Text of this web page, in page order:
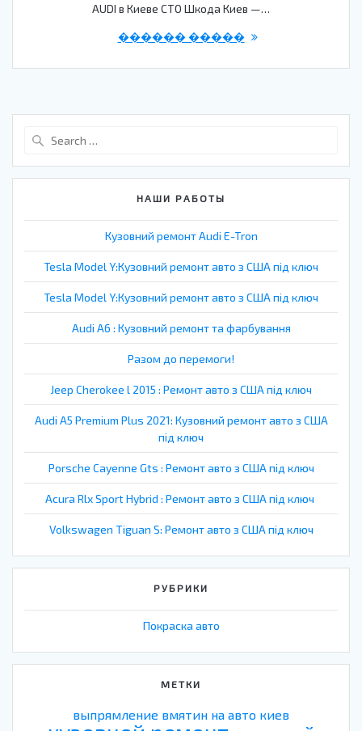
AUDI в Киеве СТО Шкода Киев —…
������ �����
НАШИ РАБОТЫ
Кузовний ремонт Audi E-Tron
Tesla Model Y:Кузовний ремонт авто з США під ключ
Tesla Model Y:Кузовний ремонт авто з США під ключ
Audi A6 : Кузовний ремонт та фарбування
Разом до перемоги!
Jeep Cherokee l 2015 : Ремонт авто з США під ключ
Audi A5 Premium Plus 2021: Кузовний ремонт авто з США
під ключ
Porsche Cayenne Gts : Ремонт авто з США під ключ
Acura Rlx Sport Hybrid : Ремонт авто з США під ключ
Volkswagen Tiguan S: Ремонт авто з США під ключ
РУБРИКИ
Покраска авто
МЕТКИ
выпрямление вмятин на авто киев